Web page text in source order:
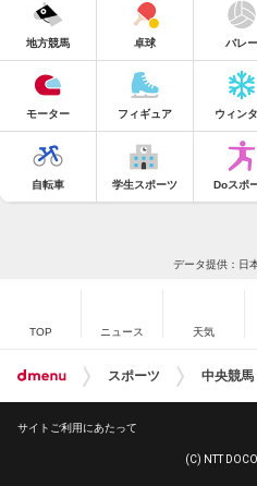
地方競馬 卓球 バレー
モーター フィギュア ウィン
自転車 学生スポーツ Doスポ
データ提供：日
TOP ニュース 天気
スポーツ 中央競馬
サイトご利用にあたって
(C) NTT